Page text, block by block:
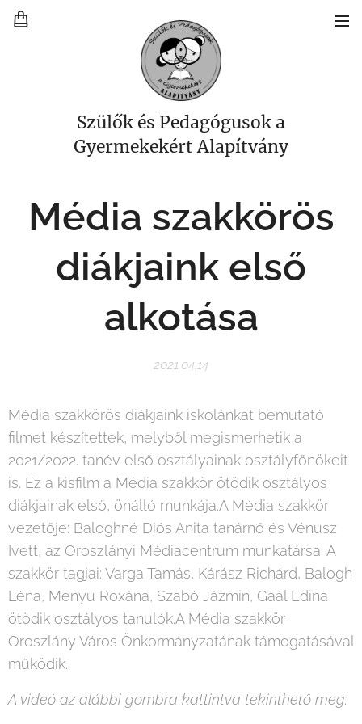
Szülők és Pedagógusok a
Gyermekekért Alapítvány
Média szakkörös
diákjaink első
alkotása
2021.04.14
Média szakkörös diákjaink iskolánkat bemutató
filmet készítettek, melyből megismerhetik a
2021/2022. tanév első osztályainak osztályfőnökeit
is. Ez a kisfilm a Média szakkör ötödik osztályos
diákjainak első, önálló munkája.A Média szakkör
vezetője: Baloghné Diós Anita tanárnő és Vénusz
Ivett, az Oroszlányi Médiacentrum munkatársa. A
szakkör tagjai: Varga Tamás, Kárász Richárd, Balogh
Léna, Menyu Roxána, Szabó Jázmin, Gaál Edina
ötödik osztályos tanulók.A Média szakkör
Oroszlány Város Önkormányzatának támogatásával
működik.
A videó az alábbi gombra kattintva tekinthető meg: